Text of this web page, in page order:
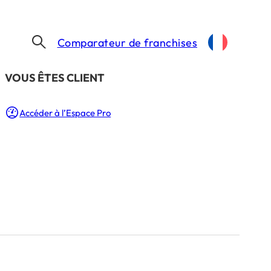
​VOUS ÊTES CLIENT
Accéder à l’Espace Pro
Comparateur de franchises